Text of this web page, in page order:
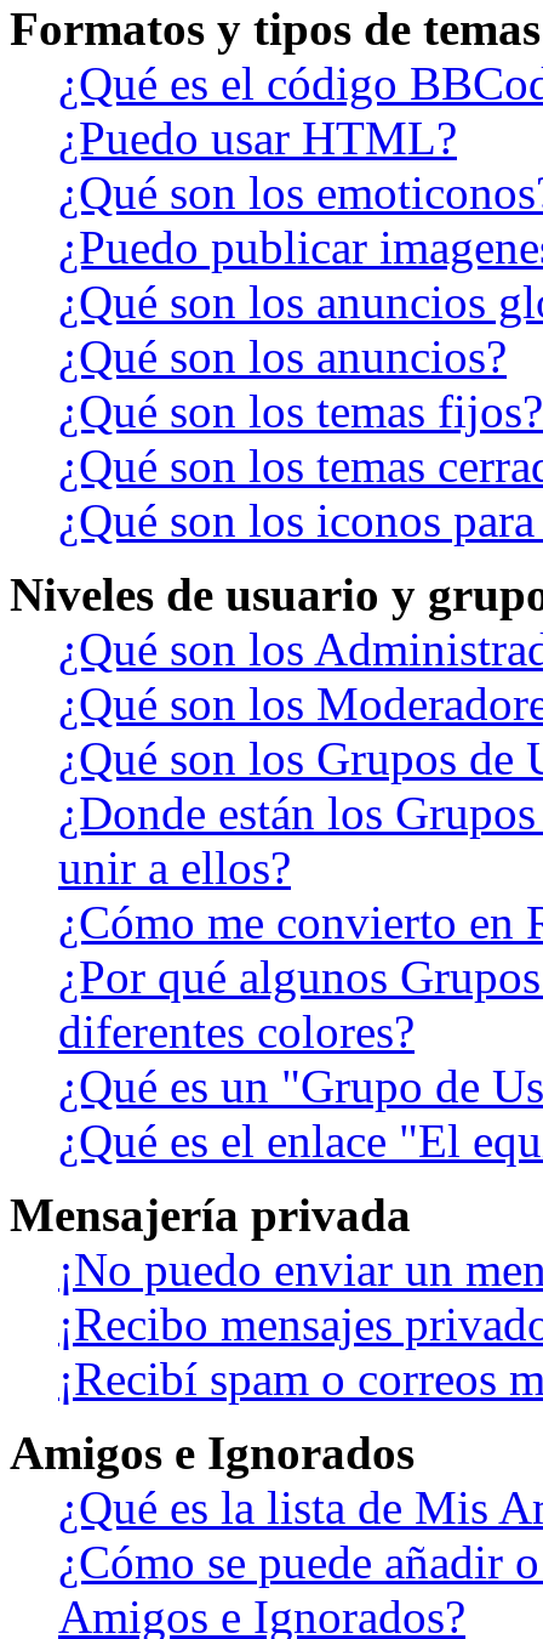
Formatos y tipos de temas
¿Qué es el código
¿Puedo usar HTML?
¿Qué son los
¿Puedo publicar
¿Qué son los anuncios
¿Qué son los anuncios?
¿Qué son los temas fijos?
¿Qué son los temas
¿Qué son los iconos
Niveles de usuario y
¿Qué son los
¿Qué son los
¿Qué son los Grupos de
¿Donde están los
unir a ellos?
¿Cómo me convierto en
¿Por qué algunos
diferentes colores?
¿Qué es un "Grupo de
¿Qué es el enlace "El
Mensajería privada
¡No puedo enviar un
¡Recibo mensajes
¡Recibí spam o correos
Amigos e Ignorados
¿Qué es la lista de Mis
¿Cómo se puede añadir
Amigos e Ignorados?